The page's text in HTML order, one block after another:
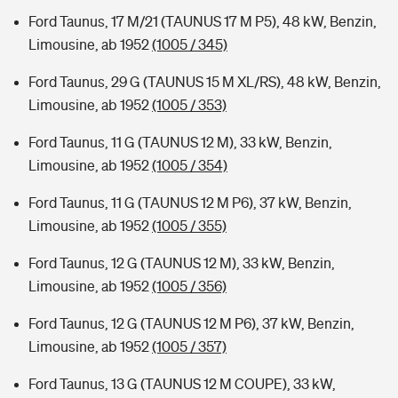
Ford Taunus, 17 M/21 (TAUNUS 17 M P5), 48 kW, Benzin,
Limousine, ab 1952(1005 / 345)
Ford Taunus, 29 G (TAUNUS 15 M XL/RS), 48 kW, Benzin,
Limousine, ab 1952(1005 / 353)
Ford Taunus, 11 G (TAUNUS 12 M), 33 kW, Benzin,
Limousine, ab 1952(1005 / 354)
Ford Taunus, 11 G (TAUNUS 12 M P6), 37 kW, Benzin,
Limousine, ab 1952(1005 / 355)
Ford Taunus, 12 G (TAUNUS 12 M), 33 kW, Benzin,
Limousine, ab 1952(1005 / 356)
Ford Taunus, 12 G (TAUNUS 12 M P6), 37 kW, Benzin,
Limousine, ab 1952(1005 / 357)
Ford Taunus, 13 G (TAUNUS 12 M COUPE), 33 kW,